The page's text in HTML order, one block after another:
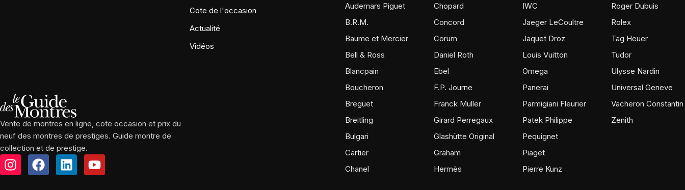
Vente de montres en ligne, cote occasion et prix du
neuf des montres de prestiges. Guide montre de
collection et de prestige.
Cote de l'occasion
Actualité
Vidéos
Audemars Piguet
B.R.M.
Baume et Mercier
Bell & Ross
Blancpain
Boucheron
Breguet
Breitling
Bulgari
Cartier
Chanel
Chopard
Concord
Corum
Daniel Roth
Ebel
F.P. Journe
Franck Muller
Girard Perregaux
Glashütte Original
Graham
Hermès
IWC
Jaeger LeCoultre
Jaquet Droz
Louis Vuitton
Omega
Panerai
Parmigiani Fleurier
Patek Philippe
Pequignet
Piaget
Pierre Kunz
Roger Dubuis
Rolex
Tag Heuer
Tudor
Ulysse Nardin
Universal Geneve
Vacheron Constantin
Zenith